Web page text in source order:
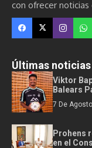
con ofrecer noticias
Últimas noticias
Viktor
Balears
7 De
Prohens
en el